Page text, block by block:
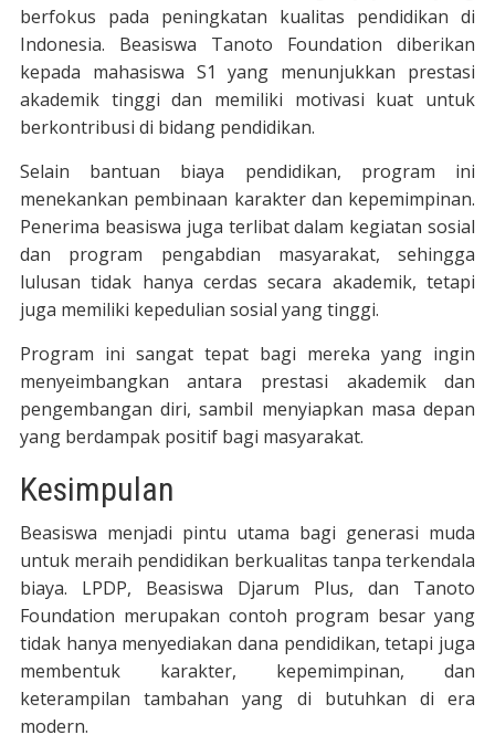
berfokus pada peningkatan kualitas pendidikan di
Indonesia. Beasiswa Tanoto Foundation diberikan
kepada mahasiswa S1 yang menunjukkan prestasi
akademik tinggi dan memiliki motivasi kuat untuk
berkontribusi di bidang pendidikan.
Selain bantuan biaya pendidikan, program ini
menekankan pembinaan karakter dan kepemimpinan.
Penerima beasiswa juga terlibat dalam kegiatan sosial
dan program pengabdian masyarakat, sehingga
lulusan tidak hanya cerdas secara akademik, tetapi
juga memiliki kepedulian sosial yang tinggi.
Program ini sangat tepat bagi mereka yang ingin
menyeimbangkan antara prestasi akademik dan
pengembangan diri, sambil menyiapkan masa depan
yang berdampak positif bagi masyarakat.
Kesimpulan
Beasiswa menjadi pintu utama bagi generasi muda
untuk meraih pendidikan berkualitas tanpa terkendala
biaya. LPDP, Beasiswa Djarum Plus, dan Tanoto
Foundation merupakan contoh program besar yang
tidak hanya menyediakan dana pendidikan, tetapi juga
membentuk karakter, kepemimpinan, dan
keterampilan tambahan yang di butuhkan di era
modern.